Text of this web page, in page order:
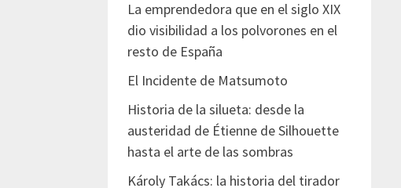
La emprendedora que en el siglo XIX
dio visibilidad a los polvorones en el
resto de España
El Incidente de Matsumoto
Historia de la silueta: desde la
austeridad de Étienne de Silhouette
hasta el arte de las sombras
Károly Takács: la historia del tirador